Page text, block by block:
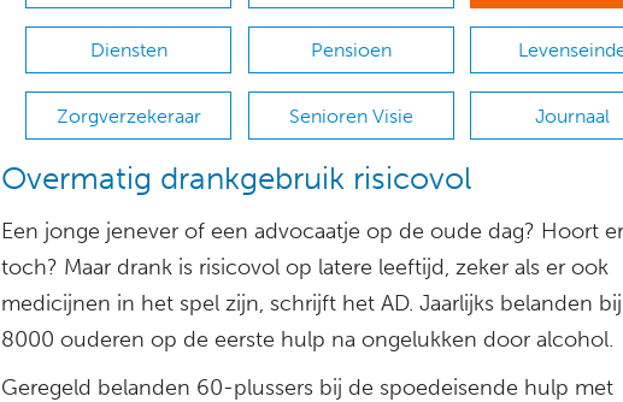
Diensten Pensioen
Zorgverzekeraar Senioren Visie Journaal
Overmatig drankgebruik risicovol
Een jonge jenever of een advocaatje op de oude dag? Hoort
toch? Maar drank is risicovol op latere leeftijd, zeker als er ook
medicijnen in het spel zijn, schrijft het AD. Jaarlijks belanden
8000 ouderen op de eerste hulp na ongelukken door alcohol.
Geregeld belanden 60-plussers bij de spoedeisende hulp met